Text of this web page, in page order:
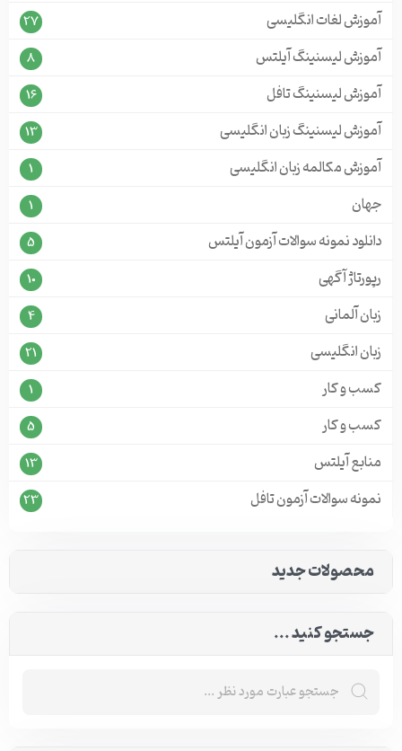
آموزش لغات انگلیسی 27
آموزش لیسنینگ آیلتس 8
آموزش لیسنینگ تافل 16
آموزش لیسنینگ زبان انگلیسی 13
آموزش مکالمه زبان انگلیسی 1
جهان 1
دانلود نمونه سوالات آزمون آیلتس 5
رپورتاژ آگهی 10
زبان آلمانی 4
زبان انگلیسی 21
کسب و کار 1
کسب و کار 5
منابع آیلتس 13
نمونه سوالات آزمون تافل 23
محصولات جدید
جستجو کنید ...